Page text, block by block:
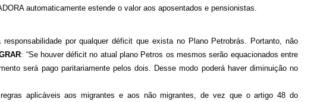
automaticamente estende o valor aos aposentados e pensionistas.
responsabilidade por qualquer déficit que exista no Plano Petrobrás. Portanto, não
: “Se houver déficit no atual plano Petros os mesmos serão equacionados entre
será pago paritariamente pelos dois. Desse modo poderá haver diminuição no
aplicáveis aos migrantes e aos não migrantes, de vez que o artigo 48 do